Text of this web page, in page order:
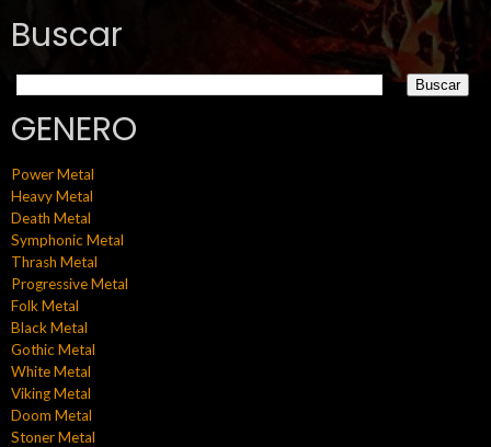
Buscar
GENERO
Power Metal
Heavy Metal
Death Metal
Symphonic Metal
Thrash Metal
Progressive Metal
Folk Metal
Black Metal
Gothic Metal
White Metal
Viking Metal
Doom Metal
Stoner Metal